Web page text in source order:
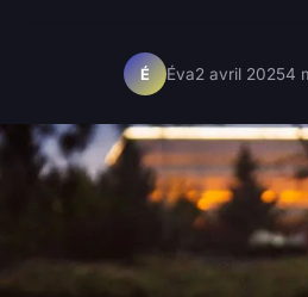
É Éva2 avril 20254